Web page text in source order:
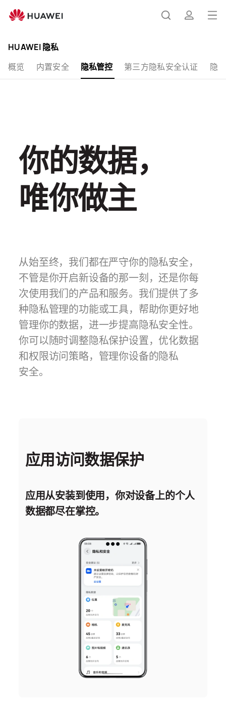
为
索
介
打
单
HUAWEI 隐私
概览
内置安全 隐私管控 第三方隐私安全认证 隐
你的数据，
唯你做主
从始至终，我们都在严守你的隐私安全，
不管是你开启新设备的那一刻，还是你每
次使用我们的产品和服务。我们提供了多
种隐私管理的功能或工具，帮助你更好地
管理你的数据，进一步提高隐私安全性。
你可以随时调整隐私保护设置，优化数据
和权限访问策略，管理你设备的隐私
安全。
应用访问数据保护
应用从安装到使用，你对设备上的个人
数据都尽在掌控。